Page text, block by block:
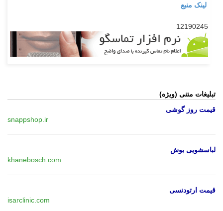
لینک منبع
12190245
تبلیغات متنی (ویژه)
قیمت روز گوشی
snappshop.ir
لباسشویی بوش
khanebosch.com
قیمت ارتودنسی
isarclinic.com